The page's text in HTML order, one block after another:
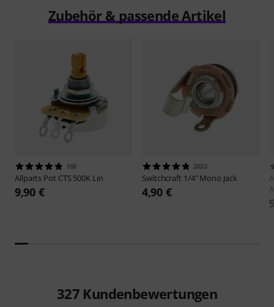
Zubehör & passende Artikel
168
Allparts Pot CTS 500K Lin
9,90 €
2633
Switchcraft 1/4" Mono Jack
4,90 €
327 Kundenbewertungen